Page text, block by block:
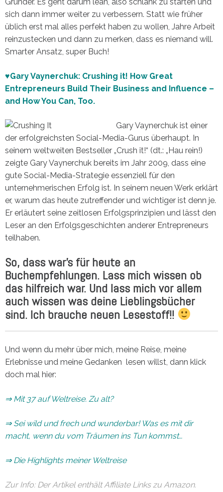
sich dann immer weiter zu verbessern. Statt wie früher
üblich erst mal alles perfekt haben zu wollen, Jahre Arbeit
reinzustecken und dann zu merken, dass es niemand will.
Smarter Ansatz, super Buch!
♥Gary Vaynerchuk: Crushing it! How Great
Entrepreneurs Build Their Business and Influence –
and How You Can, Too.
Gary Vaynerchuk ist einer
der erfolgreichsten Social-Media-Gurus überhaupt. In
seinem weltweiten Bestseller „Crush it!“ (dt.: „Hau rein!)
zeigte Gary Vaynerchuk bereits im Jahr 2009, dass eine
gute Social-Media-Strategie essenziell für den
unternehmerischen Erfolg ist. In seinem neuen Werk erklärt
er, warum das heute zutreffender und wichtiger ist denn je.
Er erläutert seine zeitlosen Erfolgsprinzipien und lässt den
Leser an den Erfolgsgeschichten anderer Entrepreneurs
teilhaben.
So, dass war’s für heute an
Buchempfehlungen. Lass mich wissen ob
das hilfreich war. Und lass mich vor allem
auch wissen was deine Lieblingsbücher
sind. Ich brauche neuen Lesestoff!!
Und wenn du mehr über mich, meine Reise, meine
Erlebnisse und meine Gedanken lesen willst, dann klick
doch mal hier:
⇒ Mit 37 auf Weltreise. Zu alt?
⇒ Sei wild und frech und wunderbar! Was es mit dir
macht, wenn du vom Träumen ins Tun kommst…
⇒ Die Highlights meiner Weltreise
Zur Info: Der Artikel enthält Affiliate Links zu Amazon.